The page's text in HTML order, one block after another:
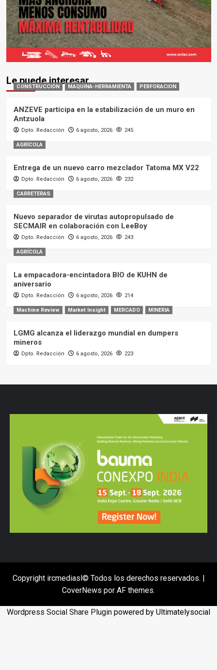
Le puede interesar
CONSTRUCCIÓN MAQUINA-HERRAMIENTA PERFORACION
ANZEVE participa en la estabilización de un muro en
Antzuola
Dpto. Redacción 6 agosto, 2026 245
AGRÍCOLA
Entrega de un nuevo carro mezclador Tatoma MX V22
Dpto. Redacción 6 agosto, 2026 232
CARRETERAS
Nuevo separador de virutas autopropulsado de
SECMAIR en colaboración con LeeBoy
Dpto. Redacción 6 agosto, 2026 243
AGRÍCOLA
La empacadora-encintadora BIO de KUHN de
aniversario
Dpto. Redacción 6 agosto, 2026 214
Machine Review Market Insight MERCADO MINERIA
LGMG alcanza el liderazgo mundial en dumpers
mineros
Dpto. Redacción 6 agosto, 2026 223
Copyright ircmediasl© Todos los derechos reservados. |
CoverNews por AF themes.
Wordpress Social Share Plugin powered by Ultimatelysocial